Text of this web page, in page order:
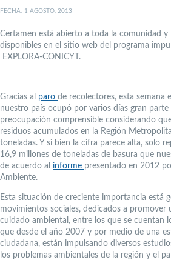
FECHA: 1 AGOSTO, 2013
Certamen está abierto a toda la comunidad y
disponibles en el sitio web del programa
EXPLORA-CONICYT.
Gracias al paro de recolectores, esta semana
nuestro país ocupó por varios días gran
preocupación comprensible considerando
residuos acumulados en la Región
toneladas. Y si bien la cifra parece alta, solo
16,9 millones de toneladas de basura que
de acuerdo al informe presentado en 2012
Ambiente.
Esta situación de creciente importancia está
movimientos sociales, dedicados a promover
cuidado ambiental, entre los que se cuentan
que desde el año 2007 y por medio de una
ciudadana, están impulsando diversos
los problemas ambientales de la región y el